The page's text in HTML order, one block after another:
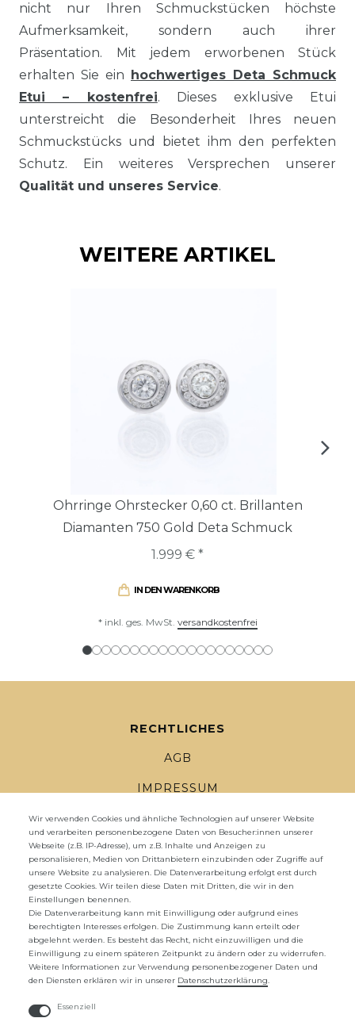
nicht nur Ihren Schmuckstücken höchste
Aufmerksamkeit, sondern auch ihrer
Präsentation. Mit jedem erworbenen Stück
erhalten Sie ein
hochwertiges Deta Schmuck
Etui – kostenfrei. Dieses exklusive Etui
unterstreicht die Besonderheit Ihres neuen
Schmuckstücks und bietet ihm den perfekten
Schutz. Ein weiteres Versprechen unserer
Qualität und unseres Service.
WEITERE ARTIKEL
Ohrringe Ohrstecker 0,60 ct. Brillanten
Diamanten 750 Gold Deta Schmuck
1.999 € *
IN DEN WARENKORB
* inkl. ges. MwSt. versandkostenfrei
RECHTLICHES
AGB
IMPRESSUM
DATENSCHUTZ
WIDERRUFSRECHT
WIDERRUFS­FORMULAR
ZAHLUNG UND VERSAND
UNTERNEHMEN
ÜBER UNS
Wir verwenden Cookies und ähnliche Technologien auf unserer Website
und verarbeiten personenbezogene Daten von Besucher:innen unserer
Webseite (z.B. IP-Adresse), um z.B. Inhalte und Anzeigen zu
personalisieren, Medien von Drittanbietern einzubinden oder Zugriffe auf
unsere Website zu analysieren. Die Datenverarbeitung erfolgt erst durch
gesetzte Cookies. Wir teilen diese Daten mit Dritten, die wir in den
Einstellungen benennen.
Die Datenverarbeitung kann mit Einwilligung oder aufgrund eines
berechtigten Interesses erfolgen. Die Zustimmung kann erteilt oder
abgelehnt werden. Es besteht das Recht, nicht einzuwilligen und die
Einwilligung zu einem späteren Zeitpunkt zu ändern oder zu widerrufen.
Weitere Informationen zur Verwendung personenbezogener Daten und
den Diensten erklären wir in unserer Daten­schutz­erklärung.
Essenziell